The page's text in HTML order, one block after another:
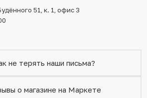
51, к. 1, офис 3
не терять наши письма?
о магазине на Маркете